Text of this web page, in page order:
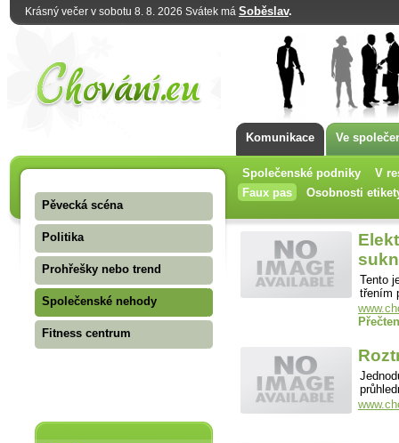
Krásný večer v sobotu 8. 8. 2026 Svátek má Soběslav.
Komunikace Ve
Společenské podniky
V
Faux pas
Osobnosti
Pěvecká scéna
Politika
Prohřešky nebo trend
Společenské nehody
Fitness centrum
Tento
třením